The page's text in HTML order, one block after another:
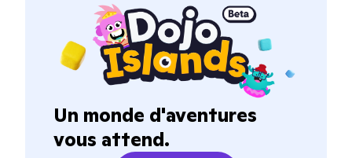
Un monde d'aventures
vous attend.